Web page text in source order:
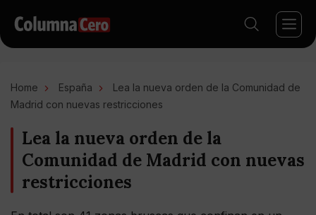
Home España
Lea la nueva orden de la Comunidad de
Madrid con nuevas restricciones
Lea la nueva orden de la
Comunidad de Madrid con nuevas
restricciones